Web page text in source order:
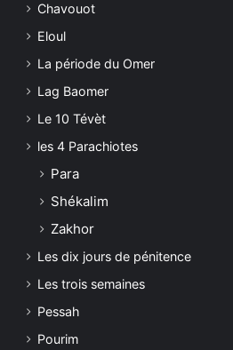
Chavouot
Eloul
La période du Omer
Lag Baomer
Le 10 Tévèt
les 4 Parachiotes
Para
Shékalim
Zakhor
Les dix jours de pénitence
Les trois semaines
Pessah
Pourim